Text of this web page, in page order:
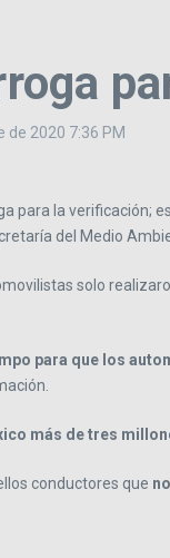
de 2020 7:36 PM
para la verificación;
del Medio
solo
para que los
más de tres
conductores que